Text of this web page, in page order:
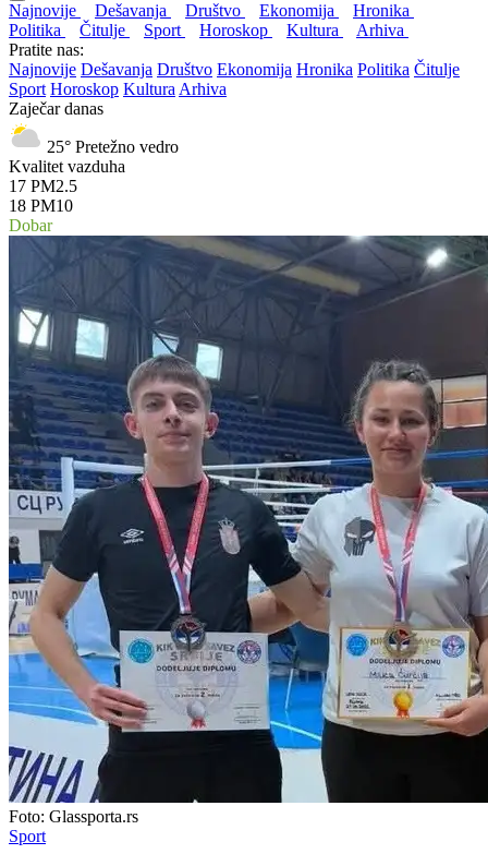
Najnovije Dešavanja Društvo Ekonomija
Hronika
Politika
Čitulje Sport Horoskop Kultura
Arhiva
Pratite nas:
Najnovije Dešavanja Društvo Ekonomija Hronika Politika Čitulje
Sport Horoskop Kultura Arhiva
Zaječar danas
25° Pretežno vedro
Kvalitet vazduha
17 PM2.5
18 PM10
Dobar
Foto: Glassporta.rs
Sport